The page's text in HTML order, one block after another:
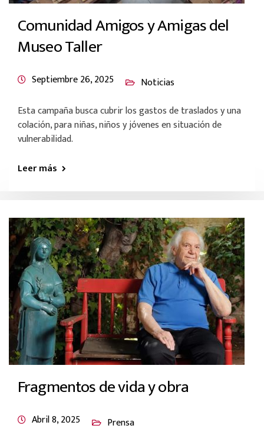
Comunidad Amigos y Amigas del
Museo Taller
Septiembre 26, 2025
Noticias
Esta campaña busca cubrir los gastos de traslados y una
colación, para niñas, niños y jóvenes en situación de
vulnerabilidad.
Leer más
Fragmentos de vida y obra
Abril 8, 2025
Prensa